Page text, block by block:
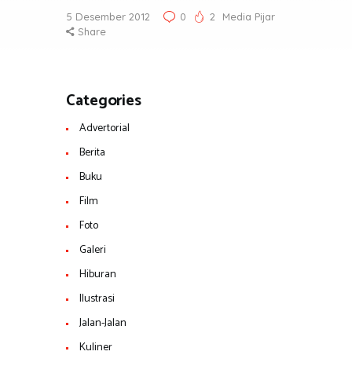
5 Desember 2012 0 2
Media Pijar
Share
Categories
Advertorial
Berita
Buku
Film
Foto
Galeri
Hiburan
Ilustrasi
Jalan-Jalan
Kuliner